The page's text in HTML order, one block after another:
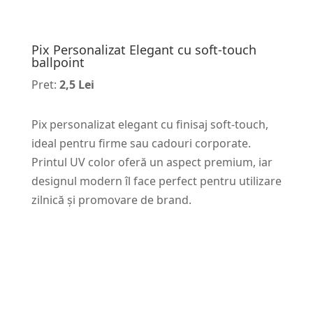
Pix Personalizat Elegant cu soft-touch
ballpoint
Pret: 2,5 Lei
Pix personalizat elegant cu finisaj soft-touch,
ideal pentru firme sau cadouri corporate.
Printul UV color oferă un aspect premium, iar
designul modern îl face perfect pentru utilizare
zilnică și promovare de brand.